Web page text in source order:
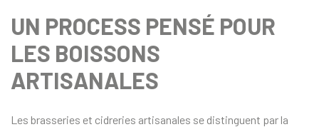
UN PROCESS PENSÉ POUR
LES BOISSONS
ARTISANALES
Les brasseries et cidreries artisanales se distinguent par la